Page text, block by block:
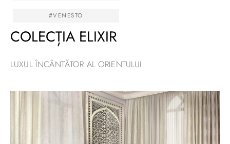
#VENESTO
COLECȚIA ELIXIR
LUXUL ÎNCÂNTĂTOR AL ORIENTULUI